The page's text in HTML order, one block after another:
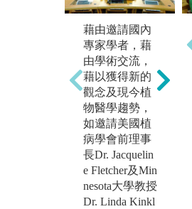
藉由邀請國內
專家學者，藉
由學術交流，
藉以獲得新的
觀念及現今植
物醫學趨勢，
如邀請美國植
病學會前理事
長Dr. Jacquelin
e Fletcher及Min
nesota大學教授
Dr. Linda Kinkl